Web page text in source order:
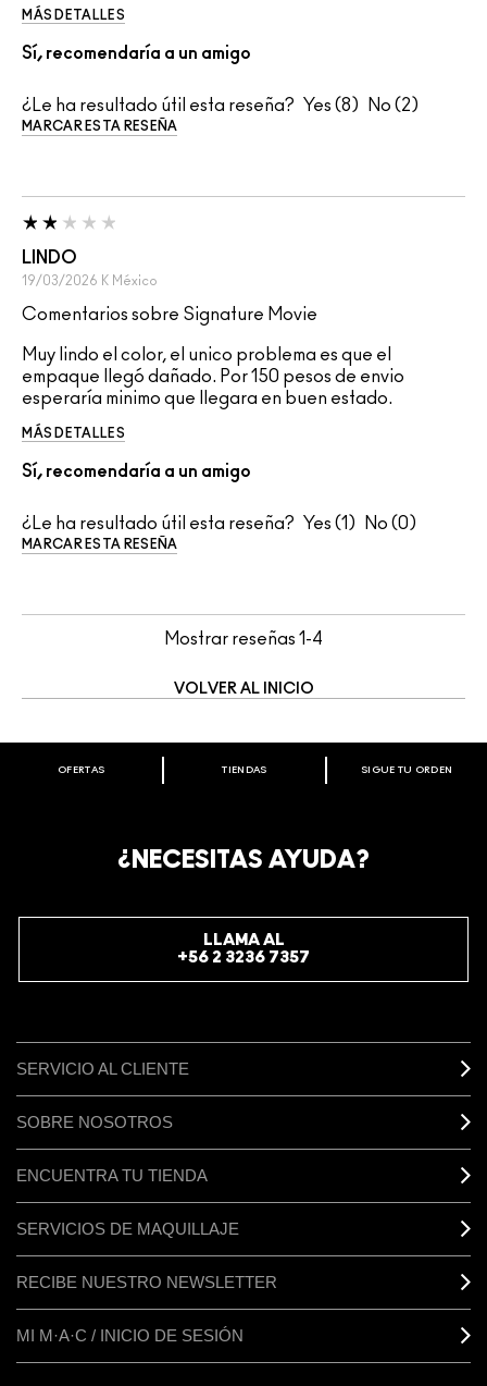
MÁS DETALLES
Sí, recomendaría a un amigo
¿Le ha resultado útil esta reseña? 8 2
MARCAR ESTA RESEÑA
LINDO
19/03/2026 K México
Comentarios sobre Signature Movie
Muy lindo el color, el unico problema es que el
empaque llegó dañado. Por 150 pesos de envio
esperaría minimo que llegara en buen estado.
MÁS DETALLES
Sí, recomendaría a un amigo
¿Le ha resultado útil esta reseña? 1 0
MARCAR ESTA RESEÑA
Mostrar reseñas 1-4
VOLVER AL INICIO
BIENVENIDO A M·A·C COSMETICS
REGÍSTRATE AHORA PARA RECIBIR INFORMACIÓN
OFERTAS TIENDAS SIGUE TU ORDEN
¿NECESITAS AYUDA?
LLAMA AL
+56 2 3236 7357
SERVICIO AL CLIENTE
SOBRE NOSOTROS
ENCUENTRA TU TIENDA
SERVICIOS DE MAQUILLAJE
RECIBE NUESTRO NEWSLETTER
MI M·A·C / INICIO DE SESIÓN